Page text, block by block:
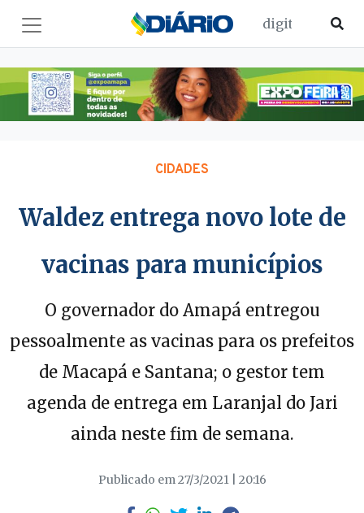
CIDADES
Waldez entrega novo lote de
vacinas para municípios
O governador do Amapá entregou
pessoalmente as vacinas para os prefeitos
de Macapá e Santana; o gestor tem
agenda de entrega em Laranjal do Jari
ainda neste fim de semana.
Publicado em 27/3/2021 | 20:16